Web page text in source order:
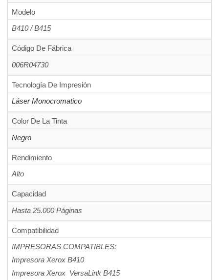
Modelo
B410 / B415
Código De Fábrica
006R04730
Tecnología De Impresión
Láser Monocromatico
Color De La Tinta
Negro
Rendimiento
Alto
Capacidad
Hasta 25.000 Páginas
Compatibilidad
IMPRESORAS COMPATIBLES:
Impresora Xerox B410
Impresora Xerox VersaLink B415